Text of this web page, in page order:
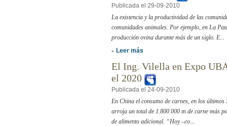
Publicada el 29-09-2010
La existencia y la productividad de las
comunidades animales. Por ejemplo, en La
producción ovina durante más de un siglo. E...
» Leer más
El Ing. Vilella en Expo
el 2020
Publicada el 24-09-2010
En China el consumo de carnes, en los
arroja un total de 1.800.000 tn de carne más
de alimento adicional. “Hoy –co...